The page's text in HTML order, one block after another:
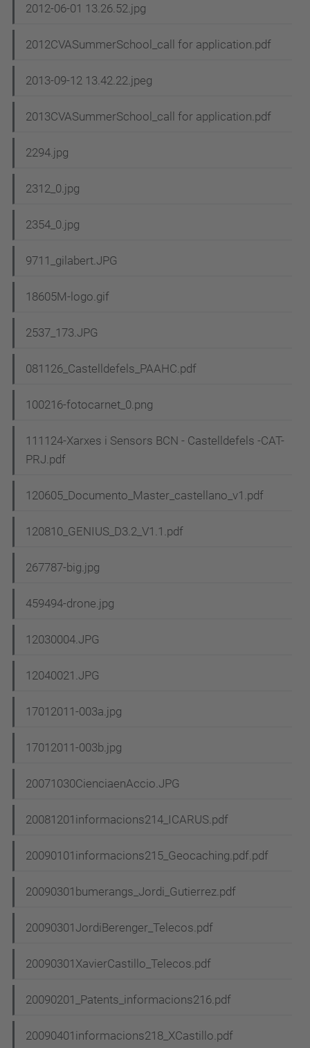
2012-06-01 13.26.52.jpg
2012CVASummerSchool_call for application.pdf
2013-09-12 13.42.22.jpeg
2013CVASummerSchool_call for application.pdf
2294.jpg
2312_0.jpg
2354_0.jpg
9711_gilabert.JPG
18605M-logo.gif
2537_173.JPG
081126_Castelldefels_PAAHC.pdf
100216-fotocarnet_0.png
111124-Xarxes i Sensors BCN - Castelldefels -CAT-
PRJ.pdf
120605_Documento_Master_castellano_v1.pdf
120810_GENIUS_D3.2_V1.1.pdf
267787-big.jpg
459494-drone.jpg
12030004.JPG
12040021.JPG
17012011-003a.jpg
17012011-003b.jpg
20071030CienciaenAccio.JPG
20081201informacions214_ICARUS.pdf
20090101informacions215_Geocaching.pdf.pdf
20090301bumerangs_Jordi_Gutierrez.pdf
20090301JordiBerenger_Telecos.pdf
20090301XavierCastillo_Telecos.pdf
20090201_Patents_informacions216.pdf
20090401informacions218_XCastillo.pdf